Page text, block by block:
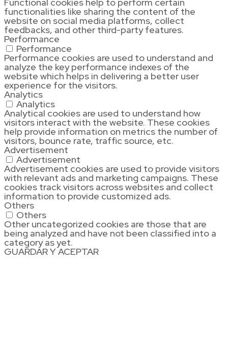
functionalities like sharing the content of the
website on social media platforms, collect
feedbacks, and other third-party features.
Performance
Performance
Performance cookies are used to understand and
analyze the key performance indexes of the
website which helps in delivering a better user
experience for the visitors.
Analytics
Analytics
Analytical cookies are used to understand how
visitors interact with the website. These cookies
help provide information on metrics the number of
visitors, bounce rate, traffic source, etc.
Advertisement
Advertisement
Advertisement cookies are used to provide visitors
with relevant ads and marketing campaigns. These
cookies track visitors across websites and collect
information to provide customized ads.
Others
Others
Other uncategorized cookies are those that are
being analyzed and have not been classified into a
category as yet.
GUARDAR Y ACEPTAR